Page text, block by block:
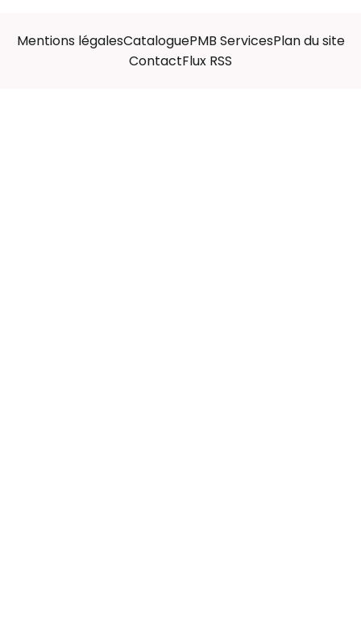
Mentions légalesCataloguePMB ServicesPlan du site
ContactFlux RSS